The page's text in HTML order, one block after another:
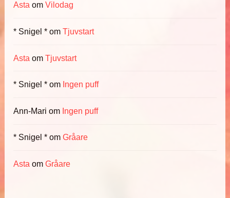
Asta omVilodag
* Snigel * omTjuvstart
Asta omTjuvstart
* Snigel * om Ingen puff
Ann-Mari om Ingen puff
* Snigel * omGråare
Asta omGråare